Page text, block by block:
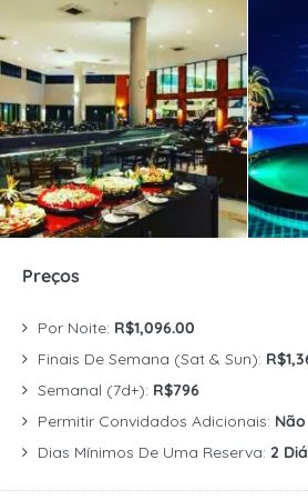
Preços
Por Noite: R$1,096.00
Finais De Semana (Sat & Sun):
Semanal (7d+): R$796
Permitir Convidados Adicionais: Não
Dias Mínimos De Uma Reserva: 2